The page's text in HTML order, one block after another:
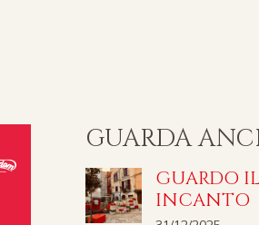
GUARDA
GUARDO
INCANTO